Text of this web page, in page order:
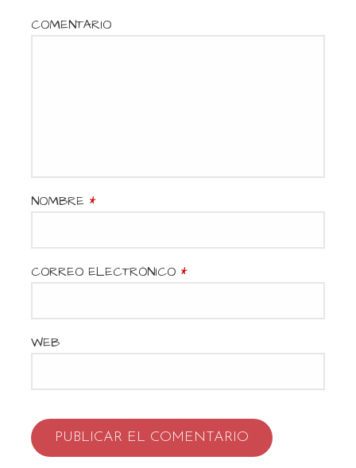
COMENTARIO
NOMBRE *
CORREO ELECTRÓNICO *
WEB